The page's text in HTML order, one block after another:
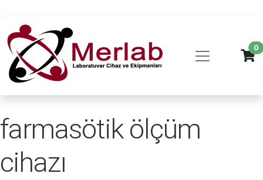
0
farmasötik ölçüm
cihazı